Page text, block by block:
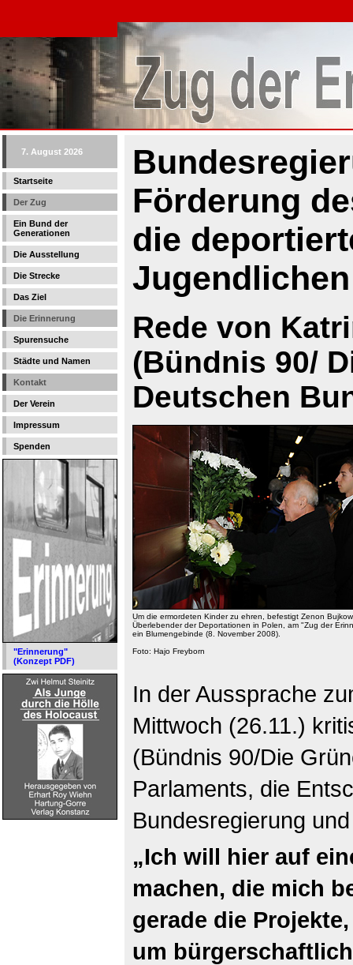
7. August 2026
Startseite
Der Zug
Ein Bund der
Generationen
Die Ausstellung
Die Strecke
Das Ziel
Die Erinnerung
Spurensuche
Städte und Namen
Kontakt
Der Verein
Impressum
Spenden
"Erinnerung"
(Konzept PDF)
Förderung
die
Rede von
(Bündnis 90/
Deutschen
Um die ermordeten Kinder zu ehren, befestigt Zenon
Überlebender der Deportationen in Polen, am "Zug der
ein Blumengebinde (8. November 2008).
Foto: Hajo Freyborn
In der Aussprache
Mittwoch (26.11.)
(Bündnis 90/Die
Parlaments, die
Bundesregierung
„Ich will hier auf
machen, die mich
gerade die
um